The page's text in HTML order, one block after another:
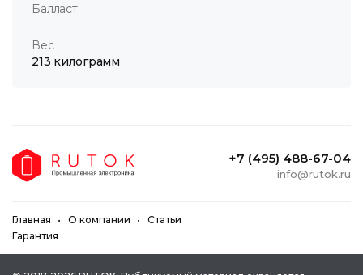
Балласт
Вес
213 килограмм
+7 (495) 488-67-04
info@rutok.ru
Главная О компании
Статьи
Гарантия